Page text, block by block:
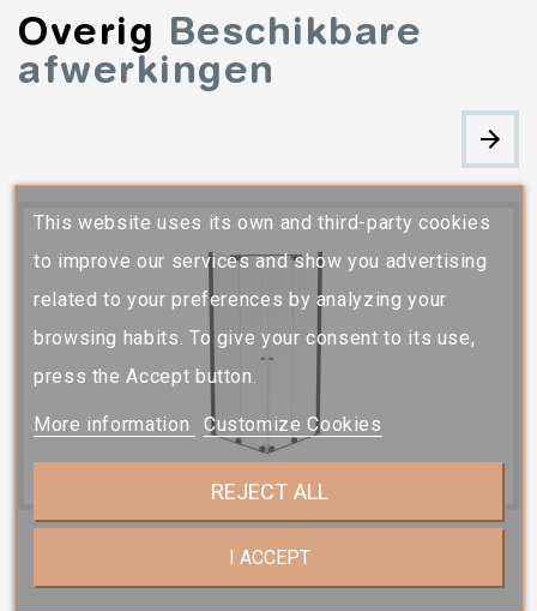
This website uses its own and third-party cookies
to improve our services and show you advertising
related to your preferences by analyzing your
browsing habits. To give your consent to its use,
press the Accept button.
More information Customize Cookies
REJECT ALL
I ACCEPT
Overig Beschikbare
afwerkingen